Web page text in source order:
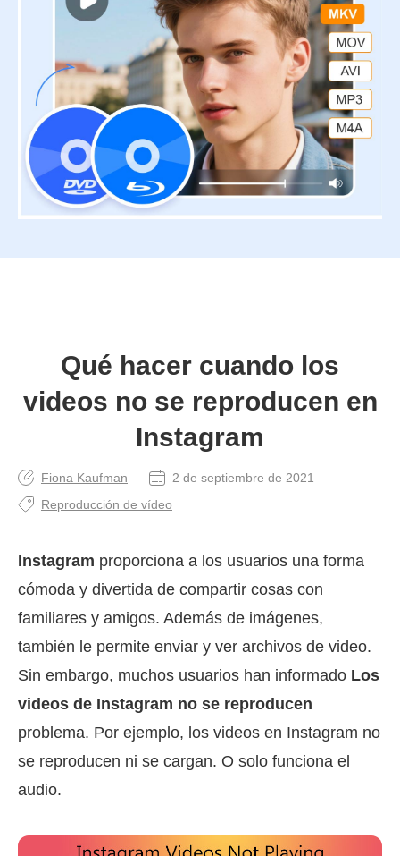
Qué hacer cuando los
videos no se reproducen en
Instagram
Fiona Kaufman
2 de septiembre de 2021
Reproducción de vídeo
Instagram proporciona a los usuarios una forma
cómoda y divertida de compartir cosas con
familiares y amigos. Además de imágenes,
también le permite enviar y ver archivos de video.
Sin embargo, muchos usuarios han informado Los
videos de Instagram no se reproducen
problema. Por ejemplo, los videos en Instagram no
se reproducen ni se cargan. O solo funciona el
audio.